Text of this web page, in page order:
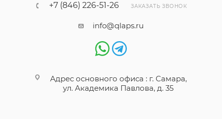
+7 (846) 226-51-26 ЗАКАЗАТЬ ЗВОНОК
info@qlaps.ru
Адрес основного офиса : г. Самара,
ул. Академика Павлова, д. 35